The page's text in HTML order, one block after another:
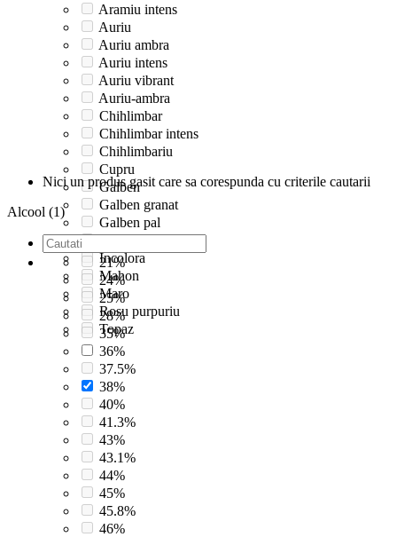
Aramiu intens
Auriu
Auriu ambra
Auriu intens
Auriu vibrant
Auriu-ambra
Chihlimbar
Chihlimbar intens
Chihlimbariu
Cupru
Galben
Galben granat
Galben pal
Incolor
Incolora
Mahon
Maro
Rosu purpuriu
Topaz
Nici un produs gasit care sa corespunda cu criterile cautarii
Alcool (1)
21%
24%
25%
28%
35%
36%
37.5%
38%
40%
41.3%
43%
43.1%
44%
45%
45.8%
46%